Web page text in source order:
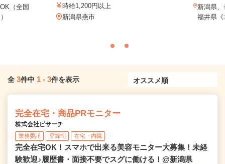
（全国
時給1,200円以上
新潟県燕市
新潟県
福井県
全 3件中 1 - 3件を表示
完全在宅・商品PRモニター
株式会社ビサーチ
業務委託 登録制 在宅・内職
完全在宅OK！スマホで出来る美容モニター大募集！未経
験歓迎♪履歴書・面接不要でスグに働ける！@新潟県